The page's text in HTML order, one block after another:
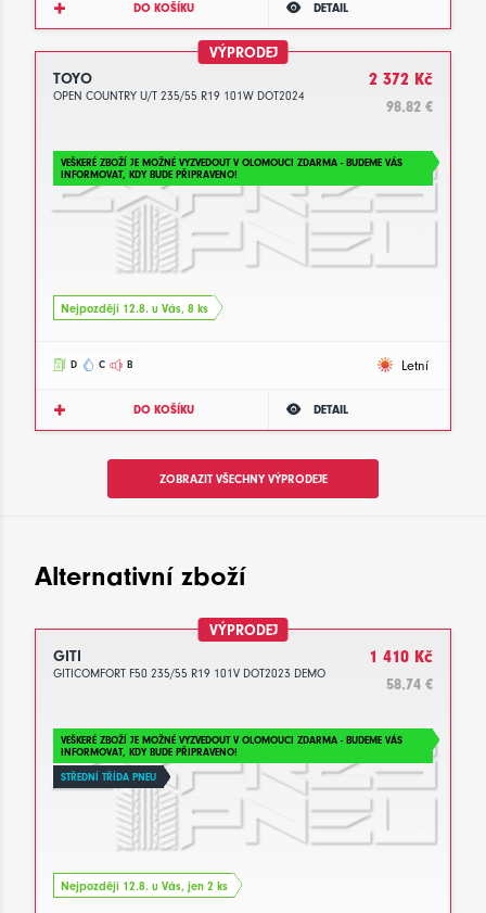
DO KOŠÍKU DETAIL
VÝPRODEJ
TOYO
OPEN COUNTRY U/T 235/55 R19 101W DOT2024
2 372 Kč
98.82 €
VEŠKERÉ ZBOŽÍ JE MOŽNÉ VYZVEDOUT V OLOMOUCI ZDARMA - BUDEME VÁS
INFORMOVAT, KDY BUDE PŘIPRAVENO!
Nejpozději 12.8. u Vás, 8 ks
D C B Letní
DO KOŠÍKU DETAIL
ZOBRAZIT VŠECHNY VÝPRODEJE
Alternativní zboží
VÝPRODEJ
GITI
GITICOMFORT F50 235/55 R19 101V DOT2023 DEMO
1 410 Kč
58.74 €
VEŠKERÉ ZBOŽÍ JE MOŽNÉ VYZVEDOUT V OLOMOUCI ZDARMA - BUDEME VÁS
INFORMOVAT, KDY BUDE PŘIPRAVENO!
STŘEDNÍ TŘÍDA PNEU
Nejpozději 12.8. u Vás, jen 2 ks